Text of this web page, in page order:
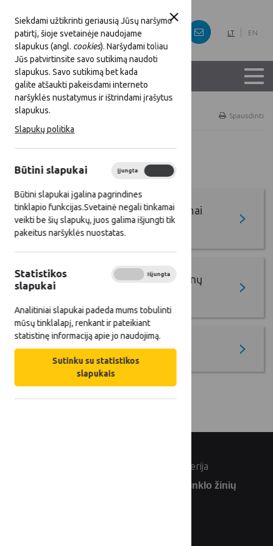
Siekdami užtikrinti geriausią Jūsų naršymo
patirtį, šioje svetainėje naudojame
slapukus (angl. cookies). Naršydami toliau
Jūs patvirtinsite savo sutikimą naudoti
slapukus. Savo sutikimą bet kada
galite atšaukti pakeisdami interneto
naršyklės nustatymus ir ištrindami įrašytus
slapukus.
Slapukų politika
Būtini slapukai Įjungta
Būtini slapukai įgalina pagrindines
tinklapio funkcijas.Svetainė negali tinkamai
veikti be šių slapukų, juos galima išjungti tik
pakeitus naršyklės nuostatas.
Statistikos
slapukai
Išjungta
Analitiniai slapukai padeda mums tobulinti
mūsų tinklalapį, renkant ir pateikiant
statistinę informaciją apie jo naudojimą.
Sutinku su statistikos
slapukais
LT EN
Titulinis Spausdinti
Ateities kaimo kūrėjų apdovanojimai
(AKKA)
Gerųjų projektų pavyzdžių duomenų
bazė
Krašto auksas
© Lietuvos Respublikos žemės ūkio ministerija
Užsiprenumeruokite Lietuvos kaimo tinklo žinių